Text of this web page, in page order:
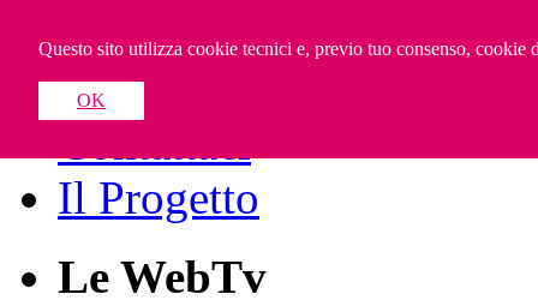
Valdelsa WebTV
Il Progetto
Le WebTv
Questo sito utilizza cookie tecnici e, previo tuo consenso, cookie
OK